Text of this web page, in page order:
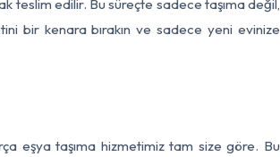
teslim edilir. Bu süreçte sadece taşıma değil,
bir kenara bırakın ve sadece yeni evinize
eşya taşıma hizmetimiz tam size göre. Bu